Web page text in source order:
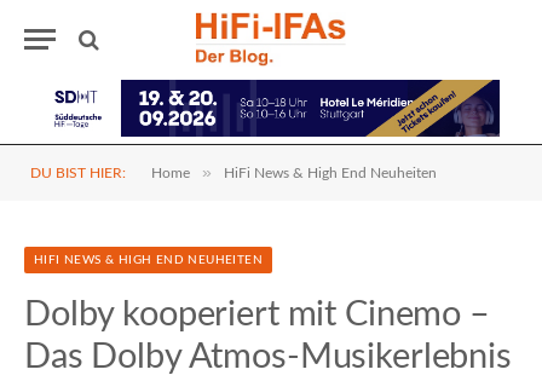
DU BIST HIER: Home » HiFi News & High End Neuheiten
HIFI NEWS & HIGH END NEUHEITEN
Dolby kooperiert mit Cinemo –
Das Dolby Atmos-Musikerlebnis